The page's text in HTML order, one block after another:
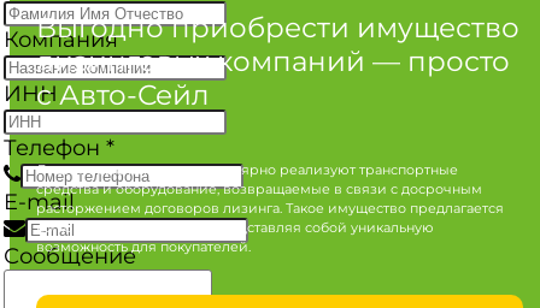
Выгодно приобрести имущество
лизинговых компаний — просто
с Авто-Сейл
Лизинговые компании регулярно реализуют транспортные
средства и оборудование, возвращаемые в связи с досрочным
расторжением договоров лизинга. Такое имущество предлагается
по конкурентным ценам, представляя собой уникальную
возможность для покупателей.
Компания
ИНН
Телефон *
E-mail
Сообщение